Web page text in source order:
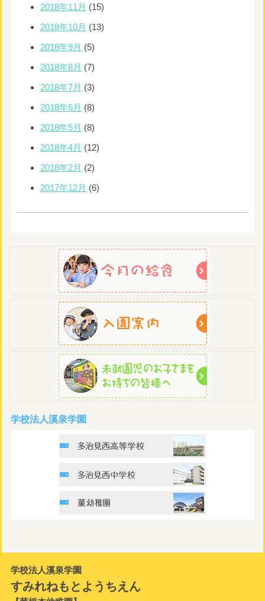
2018年11月 (15)
2018年10月 (13)
2018年9月 (5)
2018年8月 (7)
2018年7月 (3)
2018年6月 (8)
2018年5月 (8)
2018年4月 (12)
2018年2月 (2)
2017年12月 (6)
学校法人溪泉学園
学校法人溪泉学園
すみれねもとようちえん